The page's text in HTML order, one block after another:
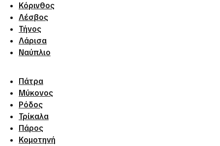
Κόρινθος
Λέσβος
Τήνος
Λάρισα
Ναύπλιο
Πάτρα
Μύκονος
Ρόδος
Τρίκαλα
Πάρος
Κομοτηνή